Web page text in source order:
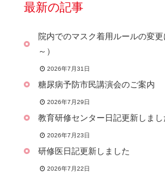
最新の記事
院内でのマスク着用ルールの変
～）
2026年7月31日
糖尿病予防市民講演会のご案内
2026年7月29日
教育研修センター日記更新しまし
2026年7月23日
研修医日記更新しました
2026年7月22日